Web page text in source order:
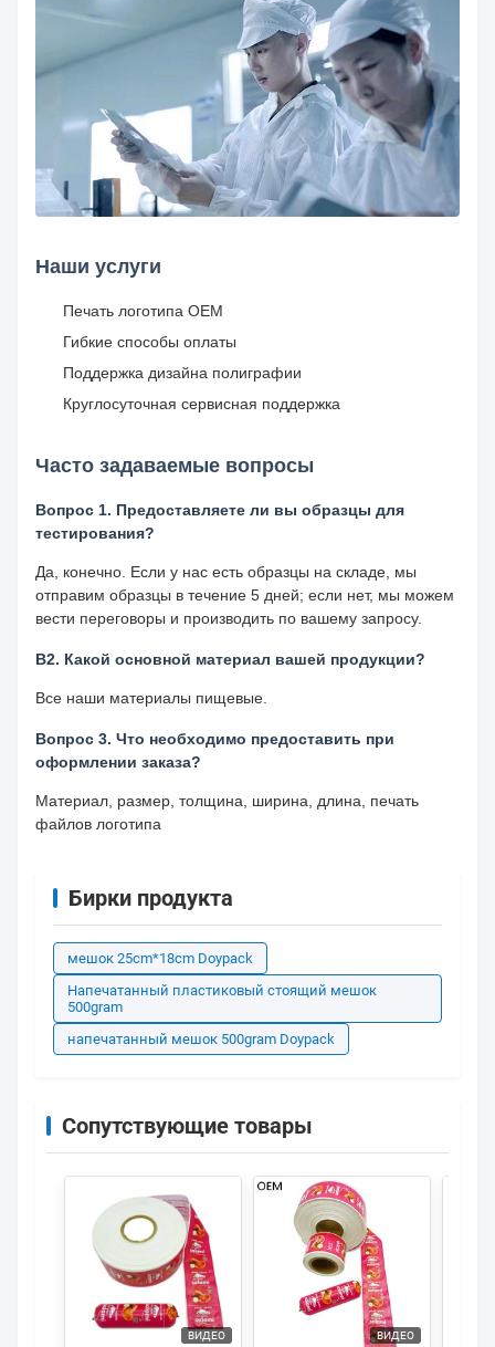
Наши услуги
Печать логотипа OEM
Гибкие способы оплаты
Поддержка дизайна полиграфии
Круглосуточная сервисная поддержка
Часто задаваемые вопросы
Вопрос 1. Предоставляете ли вы образцы для
тестирования?
Да, конечно. Если у нас есть образцы на складе, мы
отправим образцы в течение 5 дней; если нет, мы можем
вести переговоры и производить по вашему запросу.
В2. Какой основной материал вашей продукции?
Все наши материалы пищевые.
Вопрос 3. Что необходимо предоставить при
оформлении заказа?
Материал, размер, толщина, ширина, длина, печать
файлов логотипа
Бирки продукта
мешок 25cm*18cm Doypack
Напечатанный пластиковый стоящий мешок
500gram
напечатанный мешок 500gram Doypack
Сопутствующие товары
ВИДЕО ВИДЕО